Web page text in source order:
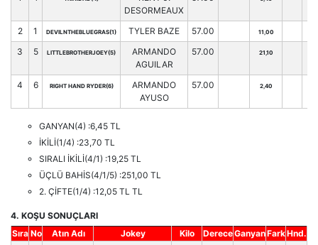
DESORMEAUX
2 1 DEVILNTHEBLUEGRAS(1) TYLER BAZE 57.00 11,00
3 5 LITTLEBROTHERJOEY(5)
ARMANDO
AGUILAR
57.00 21,10
4 6 RIGHT HAND RYDER(6)
ARMANDO
AYUSO
57.00 2,40
GANYAN(4) :6,45 TL
İKİLİ(1/4) :23,70 TL
SIRALI İKİLİ(4/1) :19,25 TL
ÜÇLÜ BAHİS(4/1/5) :251,00 TL
2. ÇİFTE(1/4) :12,05 TL TL
4. KOŞU SONUÇLARI
Sıra No Atın Adı Jokey Kilo DereceGanyanFarkHnd.